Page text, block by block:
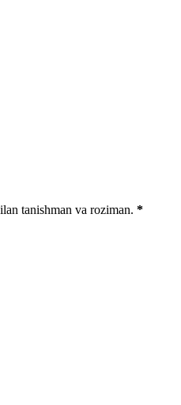
tanishman va roziman. *